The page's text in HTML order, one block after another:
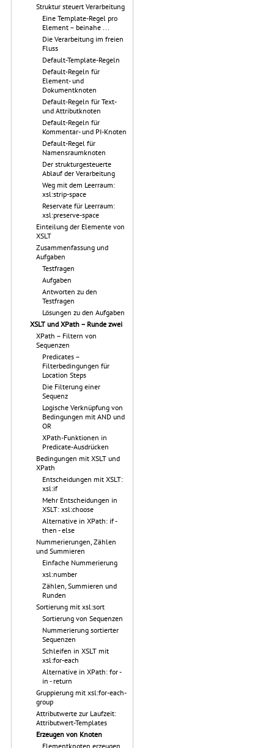
Struktur steuert Verarbeitung
Eine Template-Regel pro
Element – beinahe ...
Die Verarbeitung im freien
Fluss
Default-Template-Regeln
Default-Regeln für
Element- und
Dokumentknoten
Default-Regeln für Text-
und Attributknoten
Default-Regeln für
Kommentar- und PI-Knoten
Default-Regel für
Namensraumknoten
Der strukturgesteuerte
Ablauf der Verarbeitung
Weg mit dem Leerraum:
xsl:strip-space
Reservate für Leerraum:
xsl:preserve-space
Einteilung der Elemente von
XSLT
Zusammenfassung und
Aufgaben
Testfragen
Aufgaben
Antworten zu den
Testfragen
Lösungen zu den Aufgaben
XSLT und XPath – Runde zwei
XPath – Filtern von
Sequenzen
Predicates –
Filterbedingungen für
Location Steps
Die Filterung einer
Sequenz
Logische Verknüpfung von
Bedingungen mit AND und
OR
XPath-Funktionen in
Predicate-Ausdrücken
Bedingungen mit XSLT und
XPath
Entscheidungen mit XSLT:
xsl:if
Mehr Entscheidungen in
XSLT: xsl:choose
Alternative in XPath: if -
then - else
Nummerierungen, Zählen
und Summieren
Einfache Nummerierung
xsl:number
Zählen, Summieren und
Runden
Sortierung mit xsl:sort
Sortierung von Sequenzen
Nummerierung sortierter
Sequenzen
Schleifen in XSLT mit
xsl:for-each
Alternative in XPath: for -
in - return
Gruppierung mit xsl:for-each-
group
Attributwerte zur Laufzeit:
Attributwert-Templates
Erzeugen von Knoten
Elementknoten erzeugen